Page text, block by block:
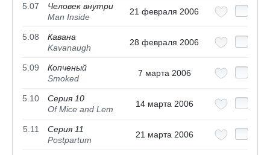
5.07
Человек внутри
Man Inside
21 февраля 2006
5.08
Кавана
Kavanaugh
28 февраля 2006
5.09
Копченый
Smoked
7 марта 2006
5.10
Серия 10
Of Mice and Lem
14 марта 2006
5.11
Серия 11
Postpartum
21 марта 2006